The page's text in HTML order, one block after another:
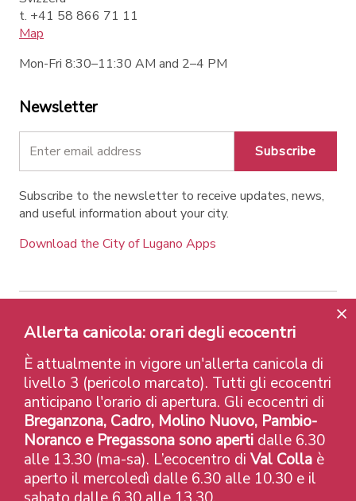
t. +41 58 866 71 11
Map
Mon-Fri 8:30–11:30 AM and 2–4 PM
Newsletter
Subscribe
Subscribe to the newsletter to receive updates, news,
and useful information about your city.
Download the City of Lugano Apps
Contatti Links Legal Notice
Privacy Policy
Labels and Recognitions
Credits
© 2026 Città di Lugano
Allerta canicola: orari degli ecocentri
È attualmente in vigore un'allerta canicola di
livello 3 (pericolo marcato). Tutti gli ecocentri
anticipano l'orario di apertura. Gli ecocentri di
Breganzona, Cadro, Molino Nuovo, Pambio-
Noranco e Pregassona sono aperti dalle 6.30
alle 13.30 (ma-sa). L’ecocentro di Val Colla è
aperto il mercoledì dalle 6.30 alle 10.30 e il